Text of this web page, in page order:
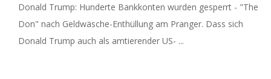
Donald Trump: Hunderte Bankkonten wurden gesperrt - "The
Don" nach Geldwäsche-Enthüllung am Pranger. Dass sich
Donald Trump auch als amtierender US- ...